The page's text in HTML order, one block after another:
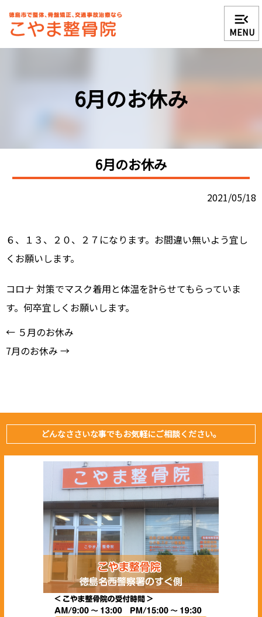
menu_open
MENU
6月のお休み
6月のお休み
2021/05/18
６、１３、２０、２７になります。お間違い無いよう宜し
くお願いします。
コロナ 対策でマスク着用と体温を計らせてもらっていま
す。何卒宜しくお願いします。
← ５月のお休み
7月のお休み →
どんなささいな事でもお気軽にご相談ください。